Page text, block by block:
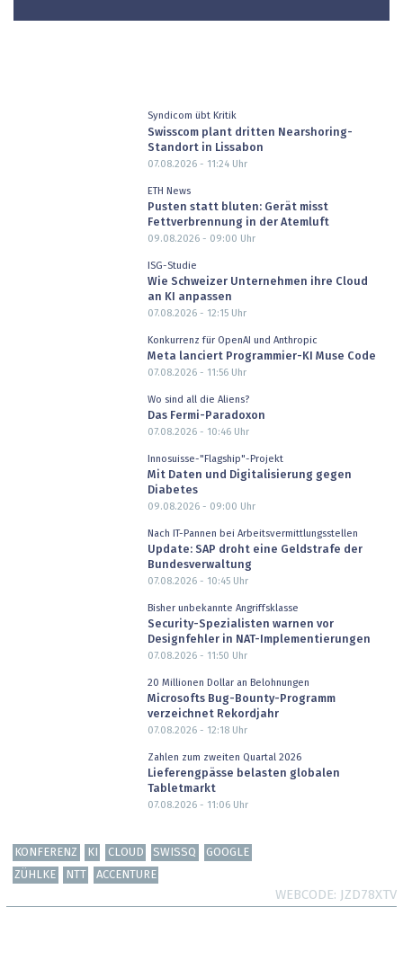
Syndicom übt Kritik
Swisscom plant dritten Nearshoring-
Standort in Lissabon
07.08.2026 - 11:24Uhr
ETH News
Pusten statt bluten: Gerät misst
Fettverbrennung in der Atemluft
09.08.2026 - 09:00 Uhr
ISG-Studie
Wie Schweizer Unternehmen ihre Cloud
an KI anpassen
07.08.2026 - 12:15Uhr
Konkurrenz für OpenAI und Anthropic
Meta lanciert Programmier-KI Muse Code
07.08.2026 - 11:56Uhr
Wo sind all die Aliens?
Das Fermi-Paradoxon
07.08.2026 - 10:46Uhr
Innosuisse-"Flagship"-Projekt
Mit Daten und Digitalisierung gegen
Diabetes
09.08.2026 - 09:00 Uhr
Nach IT-Pannen bei Arbeitsvermittlungsstellen
Update: SAP droht eine Geldstrafe der
Bundesverwaltung
07.08.2026 - 10:45Uhr
Bisher unbekannte Angriffsklasse
Security-Spezialisten warnen vor
Designfehler in NAT-Implementierungen
07.08.2026 - 11:50 Uhr
20 Millionen Dollar an Belohnungen
Microsofts Bug-Bounty-Programm
verzeichnet Rekordjahr
07.08.2026 - 12:18Uhr
Zahlen zum zweiten Quartal 2026
Lieferengpässe belasten globalen
Tabletmarkt
07.08.2026 - 11:06Uhr
KONFERENZ KI CLOUD SWISSQ
GOOGLE
ZÜHLKE
NTT ACCENTURE
WEBCODE JZD78XTV